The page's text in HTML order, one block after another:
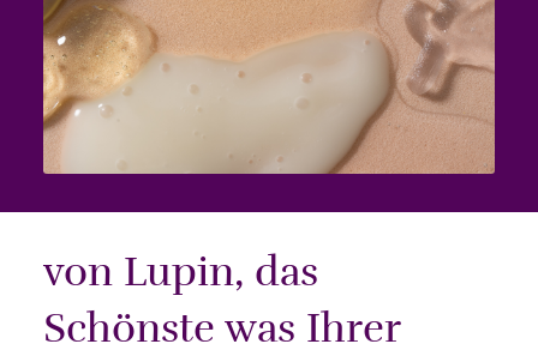
von Lupin, das
Schönste was Ihrer